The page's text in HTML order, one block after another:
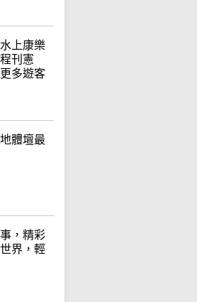
上康樂
程刊憲
多遊客
體壇最
，精彩
界，輕